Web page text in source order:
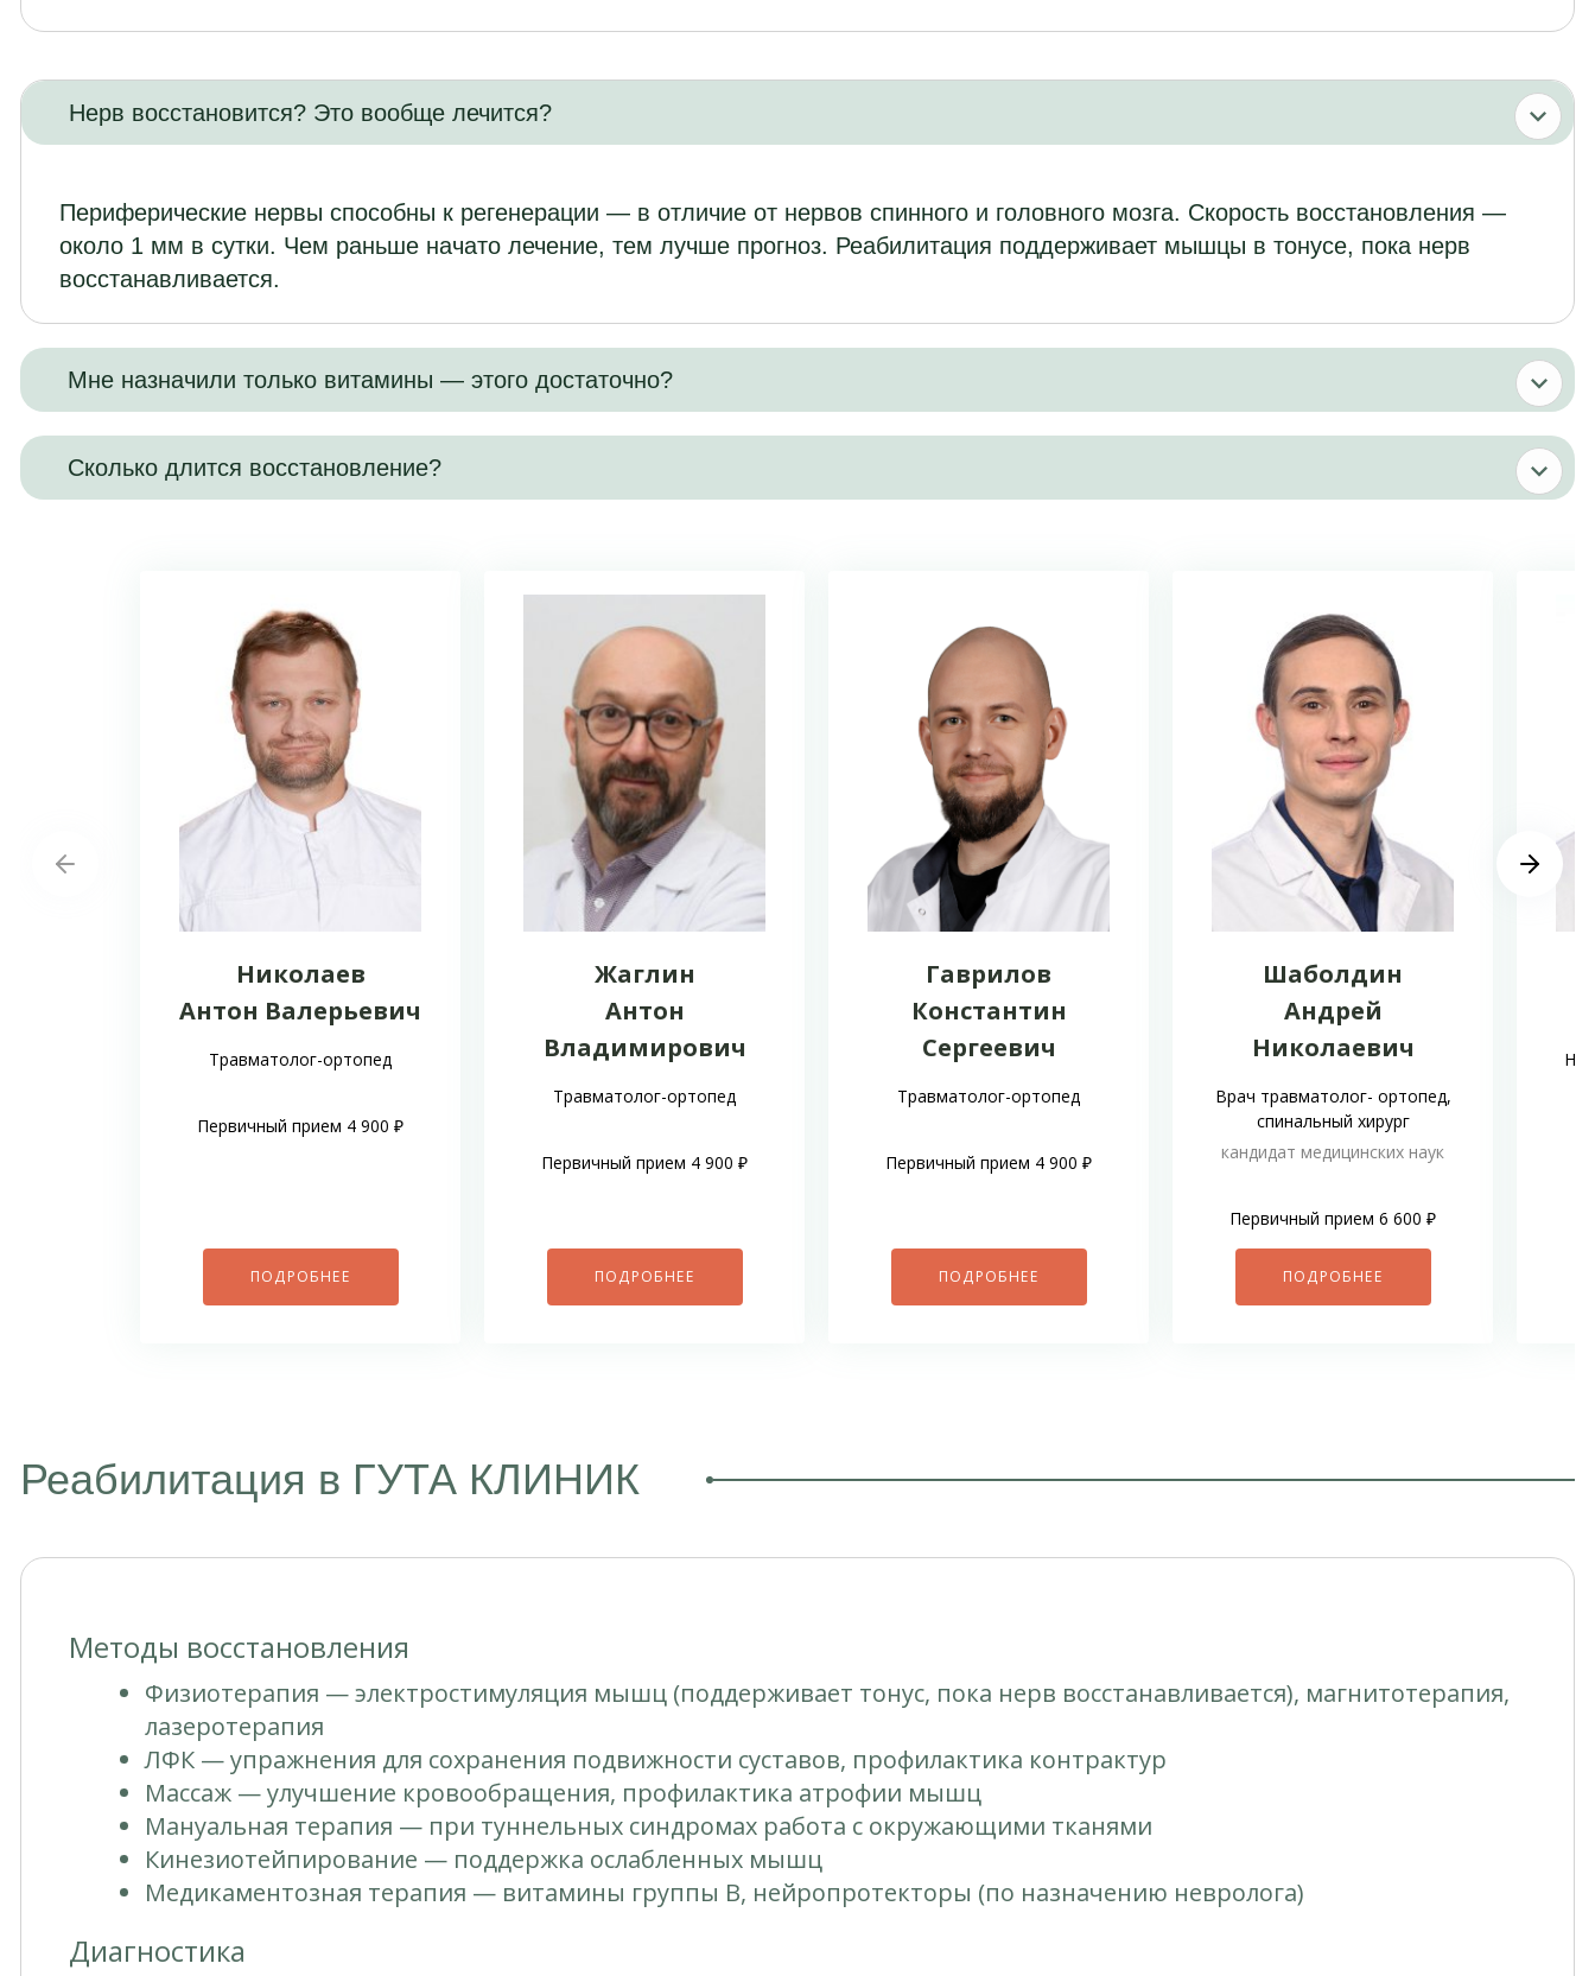
Нерв восстановится? Это вообще лечится?
Периферические нервы способны к регенерации — в отличие от нервов спинного и головного мозга. Скорость восстановления —
около 1 мм в сутки. Чем раньше начато лечение, тем лучше прогноз. Реабилитация поддерживает мышцы в тонусе, пока нерв
восстанавливается.
Мне назначили только витамины — этого достаточно?
Сколько длится восстановление?
Николаев
Антон Валерьевич
Травматолог-ортопед
Первичный прием 4 900 ₽
ПОДРОБНЕЕ
Жаглин
Антон
Владимирович
Травматолог-ортопед
Первичный прием 4 900 ₽
ПОДРОБНЕЕ
Гаврилов
Константин
Сергеевич
Травматолог-ортопед
Первичный прием 4 900 ₽
ПОДРОБНЕЕ
Шаболдин
Андрей
Николаевич
Врач травматолог- ортопед,
спинальный хирург
кандидат медицинских наук
Первичный прием 6 600 ₽
ПОДРОБНЕЕ
Реабилитация в ГУТА КЛИНИК
Методы восстановления
Физиотерапия — электростимуляция мышц (поддерживает тонус, пока нерв восстанавливается), магнитотерапия,
лазеротерапия
ЛФК — упражнения для сохранения подвижности суставов, профилактика контрактур
Массаж — улучшение кровообращения, профилактика атрофии мышц
Мануальная терапия — при туннельных синдромах работа с окружающими тканями
Кинезиотейпирование — поддержка ослабленных мышц
Медикаментозная терапия — витамины группы B, нейропротекторы (по назначению невролога)
Диагностика